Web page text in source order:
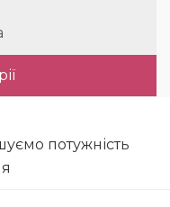
потужність